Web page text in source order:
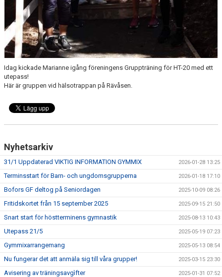
Idag kickade Marianne igång föreningens Gruppträning för HT-20 med ett
utepass!
Här är gruppen vid hälsotrappan på Rävåsen.
Nyhetsarkiv
31/1 Uppdaterad VIKTIG INFORMATION GYMMIX 2026-01-28 13:25
Terminsstart för Barn- och ungdomsgrupperna 2026-01-18 17:10
Bofors GF deltog på Seniordagen 2025-10-09 08:26
Fritidskortet från 15 september 2025 2025-09-15 21:50
Snart start för höstterminens gymnastik 2025-08-13 10:43
Utepass 21/5 2025-05-19 07:23
Gymmixarrangemang 2025-05-13 08:54
Nu fungerar det att anmäla sig till våra grupper! 2025-03-15 23:30
Avisering av träningsavgìfter 2025-01-31 07:52